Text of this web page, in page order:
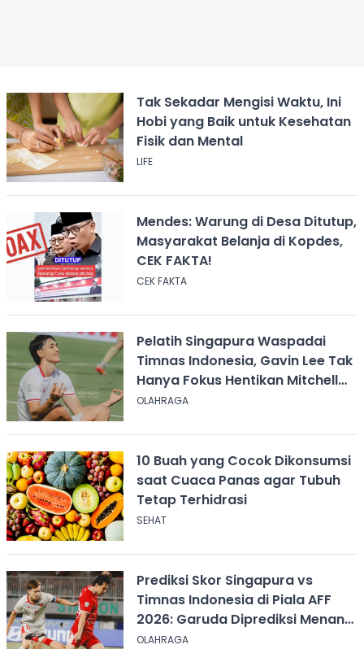
Tak Sekadar Mengisi Waktu, Ini
Hobi yang Baik untuk Kesehatan
Fisik dan Mental
LIFE
Mendes: Warung di Desa Ditutup,
Masyarakat Belanja di Kopdes,
CEK FAKTA!
CEK FAKTA
Pelatih Singapura Waspadai
Timnas Indonesia, Gavin Lee Tak
Hanya Fokus Hentikan Mitchell
Baker
OLAHRAGA
10 Buah yang Cocok Dikonsumsi
saat Cuaca Panas agar Tubuh
Tetap Terhidrasi
SEHAT
Prediksi Skor Singapura vs
Timnas Indonesia di Piala AFF
2026: Garuda Diprediksi Menang
Tipis
OLAHRAGA